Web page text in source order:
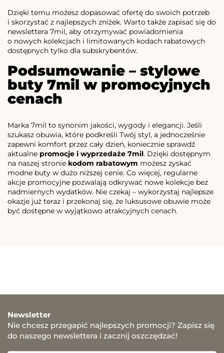
Dzięki temu możesz dopasować ofertę do swoich potrzeb
i skorzystać z najlepszych zniżek. Warto także zapisać się do
newslettera 7mil, aby otrzymywać powiadomienia
o nowych kolekcjach i limitowanych kodach rabatowych
dostępnych tylko dla subskrybentów.
Podsumowanie – stylowe
buty 7mil w promocyjnych
cenach
Marka 7mil to synonim jakości, wygody i elegancji. Jeśli
szukasz obuwia, które podkreśli Twój styl, a jednocześnie
zapewni komfort przez cały dzień, koniecznie sprawdź
aktualne promocje i wyprzedaże 7mil. Dzięki dostępnym
na naszej stronie kodom rabatowym możesz zyskać
modne buty w dużo niższej cenie. Co więcej, regularne
akcje promocyjne pozwalają odkrywać nowe kolekcje bez
nadmiernych wydatków. Nie czekaj – wykorzystaj najlepsze
okazje już teraz i przekonaj się, że luksusowe obuwie może
być dostępne w wyjątkowo atrakcyjnych cenach.
Newsletter
Nie chcesz przegapić najlepszych promocji? Zapisz się
do naszego newslettera i zacznij oszczędzać!